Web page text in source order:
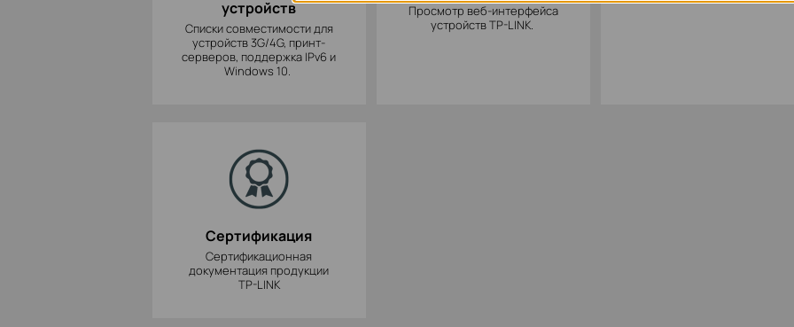
устройств
Списки совместимости для
устройств 3G/4G, принт-
серверов, поддержка IPv6 и
Windows 10.
Просмотр веб-интерфейса
устройств TP-LINK.
Сертификация
Сертификационная
документация продукции
TP-LINK